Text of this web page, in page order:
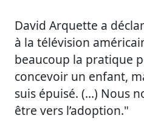
David Arquette a
à la télévision
beaucoup la pratique
concevoir un enfant,
suis épuisé. (…) Nous
être vers l’adoption."